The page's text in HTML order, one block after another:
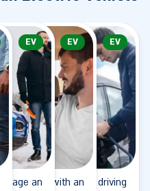
EV
Electric vehicle driving
EV
on a trip with an
EV
an